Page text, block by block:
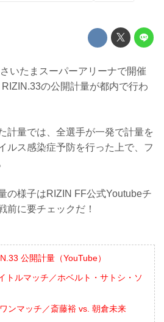
いたまスーパーアリーナで開催
の公開計量が都内で行わ
計量では、全選手が一発で計量を
ルス感染症予防を行った上で、フ
の様子はRIZIN FF公式Youtubeチ
前に要チェックだ！
公開計量（YouTube）
トルマッチ／ホベルト・サトシ・ソ
ンマッチ／斎藤裕 vs. 朝倉未来